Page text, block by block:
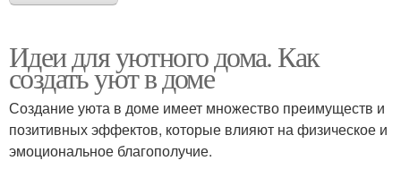
Идеи для уютного дома. Как
создать уют в доме
Создание уюта в доме имеет множество преимуществ и
позитивных эффектов, которые влияют на физическое и
эмоциональное благополучие.